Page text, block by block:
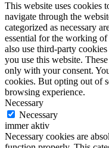
This website uses cookies
navigate through the
categorized as necessary
essential for the working
also use third-party
you use this website.
only with your consent.
cookies. But opting out of
browsing experience.
Necessary
Necessary
immer aktiv
Necessary cookies are